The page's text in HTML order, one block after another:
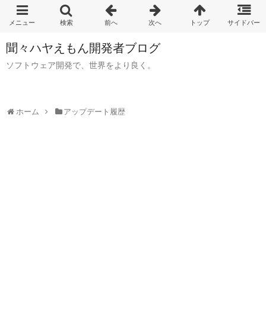
聞々ハヤえもん開発者ブログ
ソフトウェア開発で、世界をより良く。
ホーム アップデート履歴